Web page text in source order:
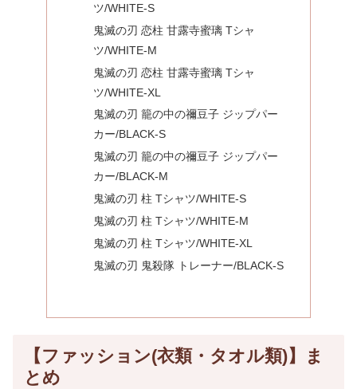
ツ/WHITE-S
鬼滅の刃 恋柱 甘露寺蜜璃 Tシャ
ツ/WHITE-M
鬼滅の刃 恋柱 甘露寺蜜璃 Tシャ
ツ/WHITE-XL
鬼滅の刃 籠の中の禰豆子 ジップパー
カー/BLACK-S
鬼滅の刃 籠の中の禰豆子 ジップパー
カー/BLACK-M
鬼滅の刃 柱 Tシャツ/WHITE-S
鬼滅の刃 柱 Tシャツ/WHITE-M
鬼滅の刃 柱 Tシャツ/WHITE-XL
鬼滅の刃 鬼殺隊 トレーナー/BLACK-S
【ファッション(衣類・タオル類)】ま
とめ